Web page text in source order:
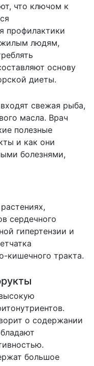
что ключом к
профилактики
людям,
основу
диеты.
свежая рыба,
масла. Врач
полезные
и как они
болезнями,
сердечного
гипертензии и
кишечного тракта.
о содержании
большое